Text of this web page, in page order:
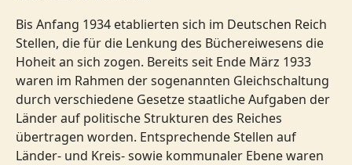
Bis Anfang 1934 etablierten sich im Deutschen Reich
Stellen, die für die Lenkung des Büchereiwesens die
Hoheit an sich zogen. Bereits seit Ende März 1933
waren im Rahmen der sogenannten Gleichschaltung
durch verschiedene Gesetze staatliche Aufgaben der
Länder auf politische Strukturen des Reiches
übertragen worden. Entsprechende Stellen auf
Länder- und Kreis- sowie kommunaler Ebene waren